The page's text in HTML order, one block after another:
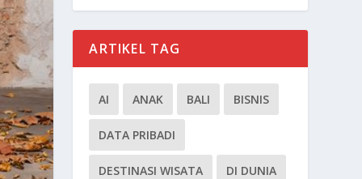
ARTIKEL TAG
AI ANAK BALI BISNIS
DATA PRIBADI
DESTINASI WISATA DI DUNIA